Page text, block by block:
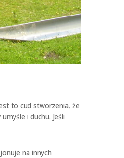
to cud stworzenia, że
i duchu. Jeśli
na innych